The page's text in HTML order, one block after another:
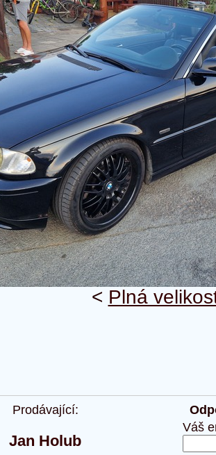
< Plná
Prodávající:
Jan Holub
Váš